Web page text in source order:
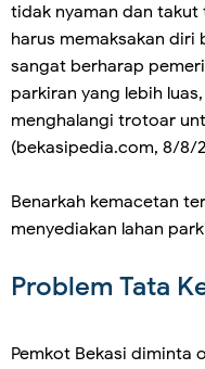
tidak nyaman dan
harus memaksakan diri
sangat berharap
parkiran yang lebih
menghalangi trotoar
(bekasipedia.com, 8/8/
Benarkah kemacetan
menyediakan lahan
Problem Tata
Pemkot Bekasi diminta